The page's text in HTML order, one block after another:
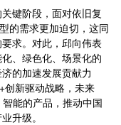
键阶段，面对依旧复
的需求更加迫切，这同
求。对此，邱向伟表
、绿色化、场景化的
的加速发展贡献力
创新驱动战略，未来
能的产品，推动中国
升级。